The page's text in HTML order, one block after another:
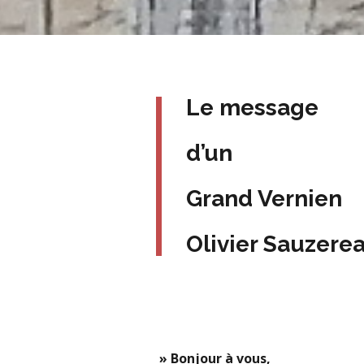
Le message
d’un
Grand Vernien
Olivier
» Bonjour à vous,